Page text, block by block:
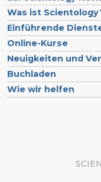
Was ist
Einführende
Online-Kurse
Neuigkeiten und
Buchladen
Wie wir helfen